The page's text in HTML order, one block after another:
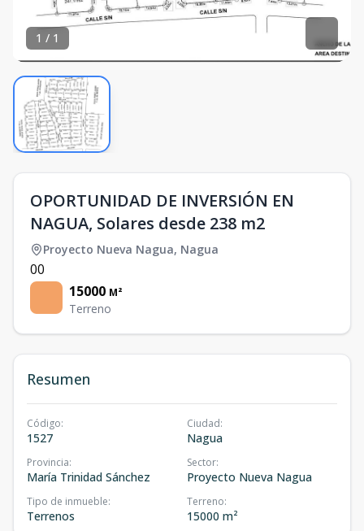
1 / 1
OPORTUNIDAD DE INVERSIÓN EN
NAGUA, Solares desde 238 m2
Proyecto Nueva Nagua, Nagua
00
15000 M²
Terreno
Resumen
Código:
1527
Ciudad:
Nagua
Provincia:
María Trinidad Sánchez
Sector:
Proyecto Nueva Nagua
Tipo de inmueble:
Terrenos
Terreno:
15000 m²